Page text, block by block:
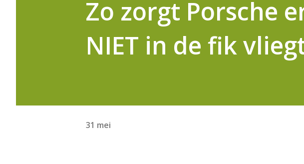
Zo zorgt Porsche
NIET in de fik
31 mei